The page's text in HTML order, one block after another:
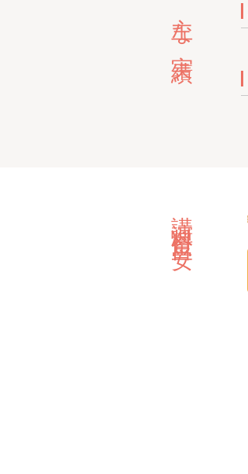
主な実績
講演料金目安